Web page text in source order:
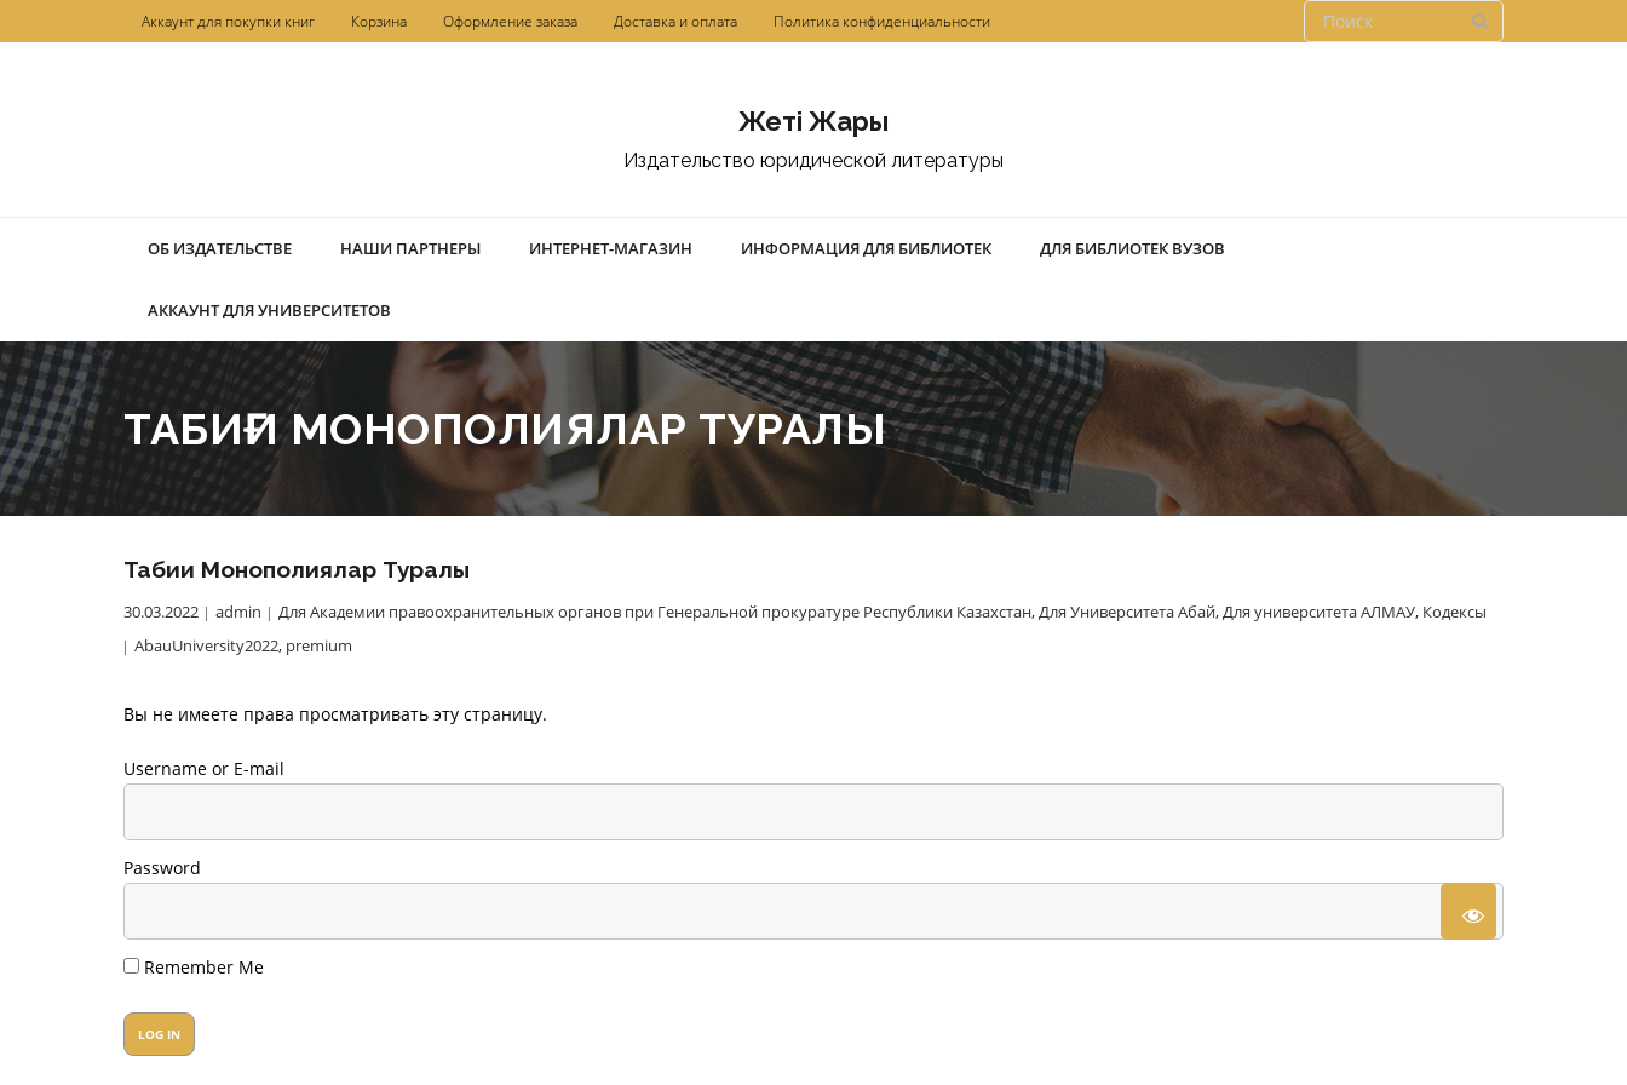
к
Аккаунт для покупки книг Корзина Оформление заказа Доставка и оплата Политика конфиденциальности
Жетi Жарғы
Издательство юридической литературы
ОБ ИЗДАТЕЛЬСТВЕ НАШИ ПАРТНЕРЫ ИНТЕРНЕТ-МАГАЗИН ИНФОРМАЦИЯ ДЛЯ БИБЛИОТЕК ДЛЯ БИБЛИОТЕК ВУЗОВ
АККАУНТ ДЛЯ УНИВЕРСИТЕТОВ
ТАБИҒИ МОНОПОЛИЯЛАР ТУРАЛЫ
Табиғи Монополиялар Туралы
30.03.2022 admin Для Академии правоохранительных органов при Генеральной прокуратуре Республики Казахстан,Для Университета Абай,Для университета АЛМАУ, Кодексы
AbauUniversity2022, premium
Вы не имеете права просматривать эту страницу.
Username or E-mail
Password
Remember Me